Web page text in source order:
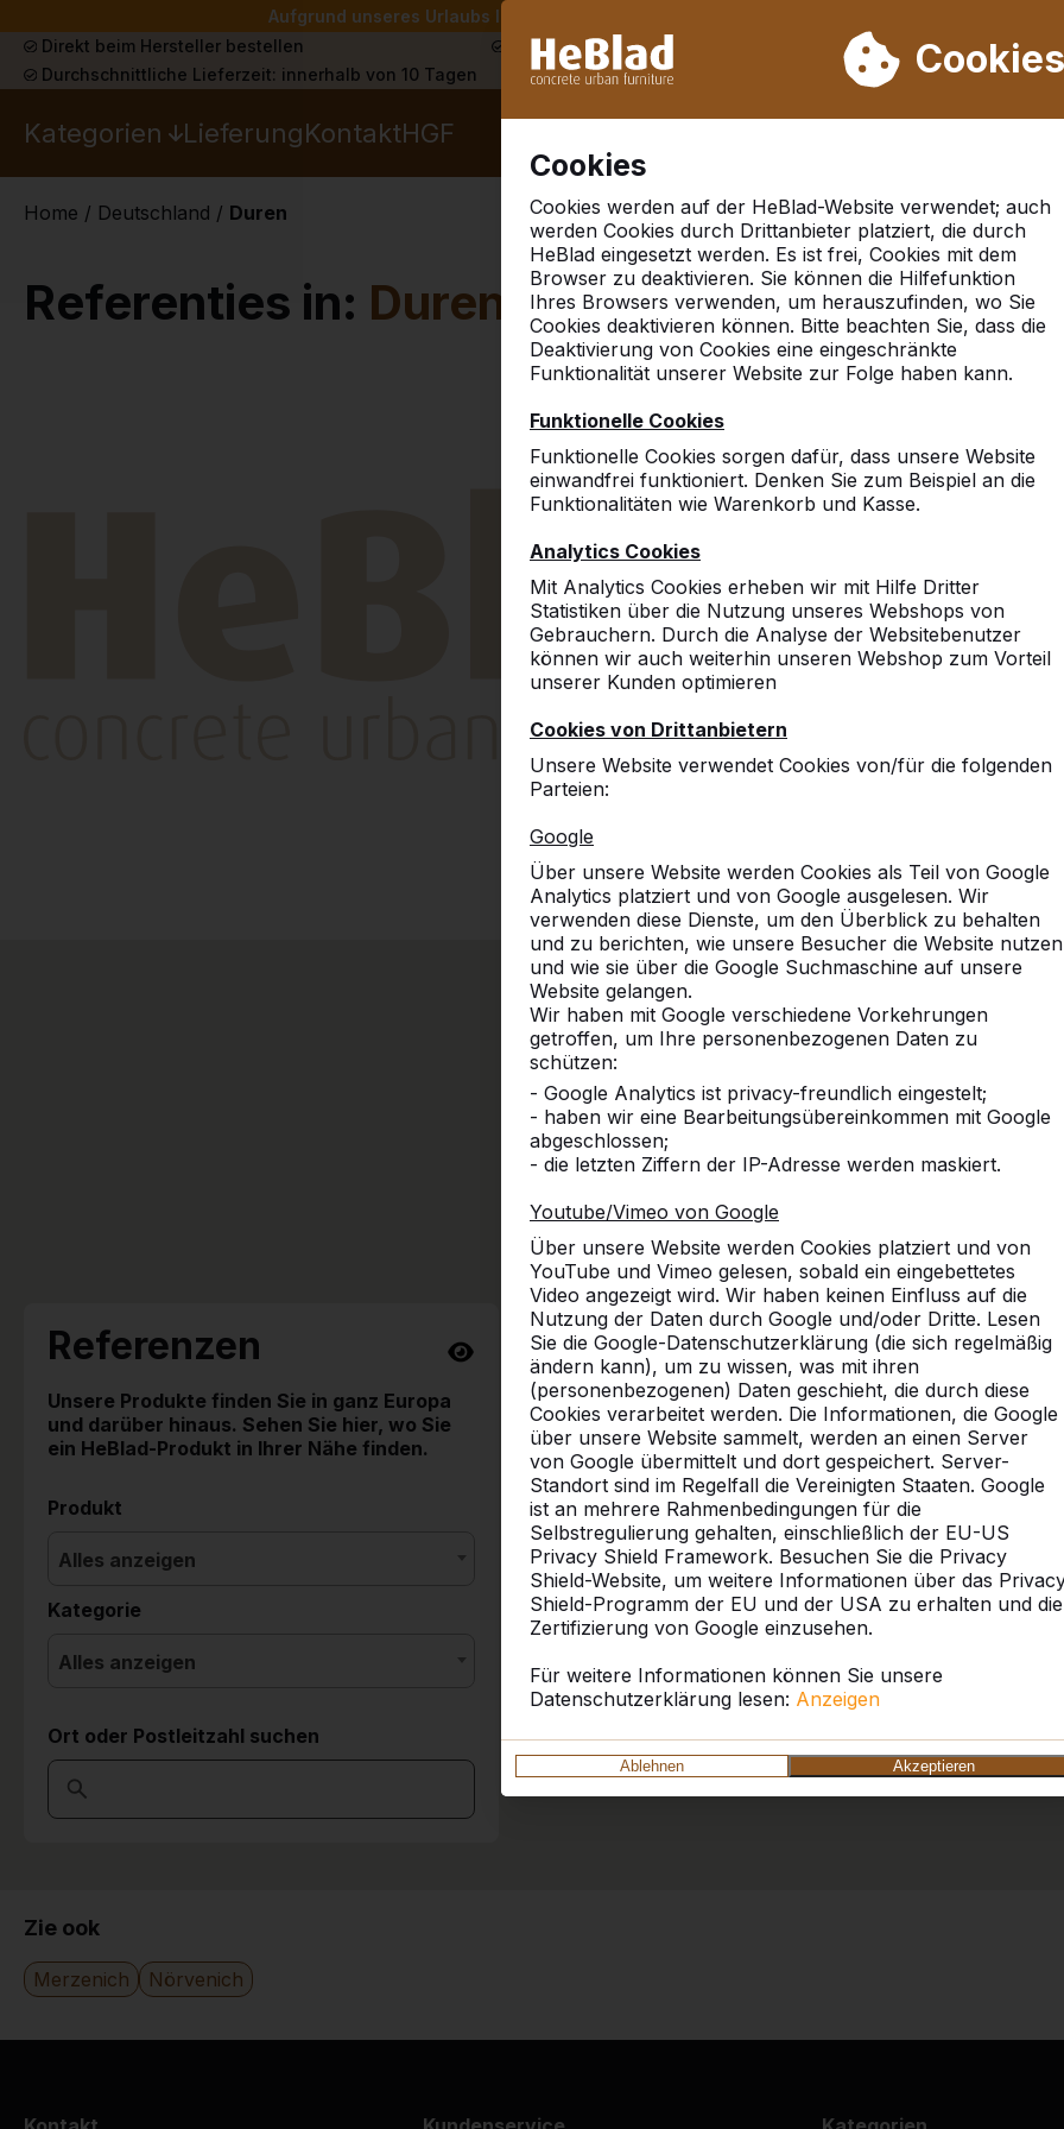
Aufgrund unseres Urlaubs liefern wir von Woche 31 bis Woche 33 nicht. Bitte
Cookies
Cookies
Cookies werden auf der HeBlad-Website verwendet; auch
werden Cookies durch Drittanbieter platziert, die durch
HeBlad eingesetzt werden. Es ist frei, Cookies mit dem
Browser zu deaktivieren. Sie können die Hilfefunktion
Ihres Browsers verwenden, um herauszufinden, wo Sie
Cookies deaktivieren können. Bitte beachten Sie, dass die
Deaktivierung von Cookies eine eingeschränkte
Funktionalität unserer Website zur Folge haben kann.
Funktionelle Cookies
Funktionelle Cookies sorgen dafür, dass unsere Website
einwandfrei funktioniert. Denken Sie zum Beispiel an die
Funktionalitäten wie Warenkorb und Kasse.
Analytics Cookies
Mit Analytics Cookies erheben wir mit Hilfe Dritter
Statistiken über die Nutzung unseres Webshops von
Gebrauchern. Durch die Analyse der Websitebenutzer
können wir auch weiterhin unseren Webshop zum Vorteil
unserer Kunden optimieren
Cookies von Drittanbietern
Unsere Website verwendet Cookies von/für die folgenden
Parteien:
Google
Über unsere Website werden Cookies als Teil von Google
Analytics platziert und von Google ausgelesen. Wir
verwenden diese Dienste, um den Überblick zu behalten
und zu berichten, wie unsere Besucher die Website nutzen
und wie sie über die Google Suchmaschine auf unsere
Website gelangen.
Wir haben mit Google verschiedene Vorkehrungen
getroffen, um Ihre personenbezogenen Daten zu
schützen:
- Google Analytics ist privacy-freundlich eingestelt;
- haben wir eine Bearbeitungsübereinkommen mit Google
abgeschlossen;
- die letzten Ziffern der IP-Adresse werden maskiert.
Youtube/Vimeo von Google
Über unsere Website werden Cookies platziert und von
YouTube und Vimeo gelesen, sobald ein eingebettetes
Video angezeigt wird. Wir haben keinen Einfluss auf die
Nutzung der Daten durch Google und/oder Dritte. Lesen
Sie die Google-Datenschutzerklärung (die sich regelmäßig
ändern kann), um zu wissen, was mit ihren
(personenbezogenen) Daten geschieht, die durch diese
Cookies verarbeitet werden. Die Informationen, die Google
über unsere Website sammelt, werden an einen Server
von Google übermittelt und dort gespeichert. Server-
Standort sind im Regelfall die Vereinigten Staaten. Google
ist an mehrere Rahmenbedingungen für die
Selbstregulierung gehalten, einschließlich der EU-US
Privacy Shield Framework. Besuchen Sie die Privacy
Shield-Website, um weitere Informationen über das
Shield-Programm der EU und der USA zu erhalten und die
Zertifizierung von Google einzusehen.
Für weitere Informationen können Sie unsere
Datenschutzerklärung lesen: Anzeigen
Ablehnen Akzeptieren
Direkt beim Hersteller bestellen
Schon mehr als 30.000 Produkten verkauft
Durchschnittliche Lieferzeit: innerhalb von 10 Tagen
Kategorien LieferungKontaktHGF
Home / Deutschland / Duren
Referenties in: Duren
Referenzen
Unsere Produkte finden Sie in ganz Europa
und darüber hinaus. Sehen Sie hier, wo Sie
ein HeBlad-Produkt in Ihrer Nähe finden.
Produkt
Alles anzeigen
Kategorie
Alles anzeigen
Ort oder Postleitzahl suchen
Zie ook
Merzenich Nörvenich